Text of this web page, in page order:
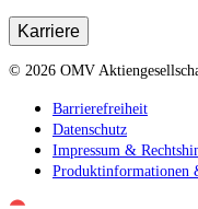
Karriere
© 2026 OMV
Barrierefreiheit
Datenschutz
Impressum &
Produktinformationen